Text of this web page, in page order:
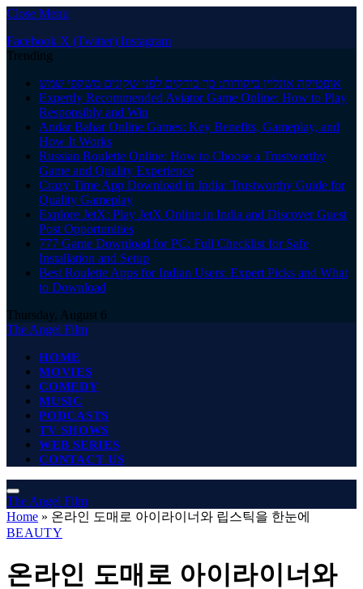
Close Menu
Facebook X (Twitter) Instagram
Trending
אופטיקה אונליין ביקורות: כך בודקים לפני שקונים משקפי שמש
Expertly Recommended Aviator Game Online: How to Play
Responsibly and Win
Andar Bahar Online Games: Key Benefits, Gameplay, and
How It Works
Russian Roulette Online: How to Choose a Trustworthy
Game and Quality Experience
Crazy Time App Download in India: Trustworthy Guide for
Quality Gameplay
Explore JetX: Play JetX Online in India and Discover Guest
Post Opportunities
777 Game Download for PC: Full Checklist for Safe
Installation and Setup
Best Roulette Apps for Indian Users: Expert Picks and What
to Download
Thursday, August 6
The Angel Film
HOME
MOVIES
COMEDY
MUSIC
PODCASTS
TV SHOWS
WEB SERIES
CONTACT US
The Angel Film
Home » 온라인 도매로 아이라이너와 립스틱을 한눈에
BEAUTY
온라인 도매로 아이라이너와